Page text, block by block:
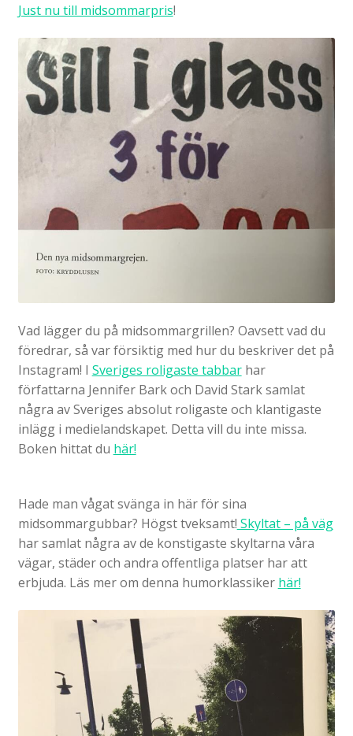
Just nu till midsommarpris!
Vad lägger du på midsommargrillen? Oavsett vad du
föredrar, så var försiktig med hur du beskriver det på
Instagram! I Sveriges roligaste tabbarhar
författarna Jennifer Bark och David Stark samlat
några av Sveriges absolut roligaste och klantigaste
inlägg i medielandskapet. Detta vill du inte missa.
Boken hittat du här!
Hade man vågat svänga in här för sina
midsommargubbar? Högst tveksamt! Skyltat – på väg
har samlat några av de konstigaste skyltarna våra
vägar, städer och andra offentliga platser har att
erbjuda. Läs mer om denna humorklassiker här!